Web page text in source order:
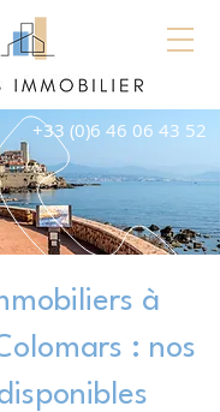
+33 (0)6 46 06 43 52
à
: nos